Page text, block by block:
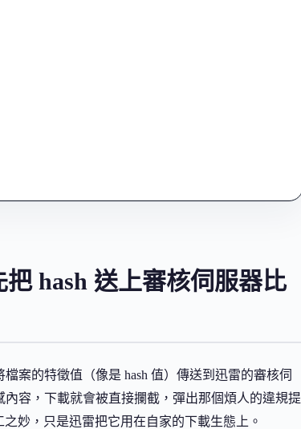
hash 送上審核伺服器比
案的特徵值（像是 hash 值）傳送到迅雷的審核伺
容，下載就會被直接攔截，彈出那個煩人的違規提
妙，只是迅雷把它用在自家的下載生態上。